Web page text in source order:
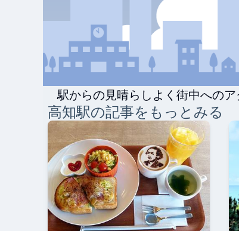
駅からの見晴らしよく街中への
高知駅の記事をもっとみる